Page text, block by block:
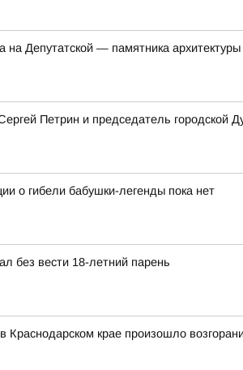
на Депутатской — памятника
Петрин и председатель городской
о гибели бабушки-легенды пока нет
без вести 18-летний парень
крае произошло